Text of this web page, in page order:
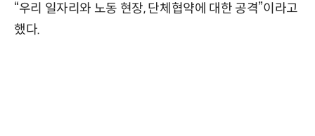
“우리 일자리와 노동 현장, 단체협약에 대한 공격”이라고
했다.